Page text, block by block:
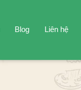
Blog Liên hệ